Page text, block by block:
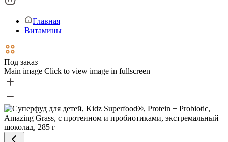
Главная
Витамины
Под заказ
Main image Click to view image in fullscreen